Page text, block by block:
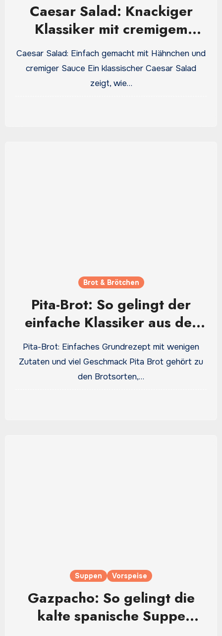
Caesar Salad: Knackiger
Klassiker mit cremigem
Dressing und Parmesan
Caesar Salad: Einfach gemacht mit Hähnchen und
cremiger Sauce Ein klassischer Caesar Salad
zeigt, wie…
Brot & Brötchen
Pita-Brot: So gelingt der
einfache Klassiker aus der
Pfanne oder dem Ofen
Pita-Brot: Einfaches Grundrezept mit wenigen
Zutaten und viel Geschmack Pita Brot gehört zu
den Brotsorten,…
Suppen Vorspeise
Gazpacho: So gelingt die
kalte spanische Suppe